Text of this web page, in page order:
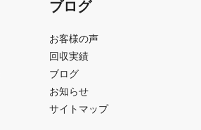
ブログ
お客様の声
回収実績
ブログ
お知らせ
サイトマップ